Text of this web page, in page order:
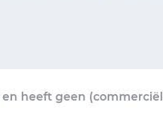
heeft geen